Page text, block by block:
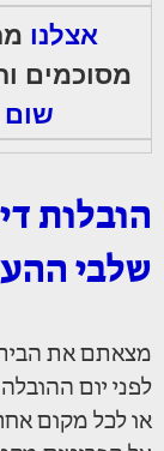
אצלנו
מסוכמים
הובלות
שלבי
מצאתם את הבית
לפני יום
או לכל מקום